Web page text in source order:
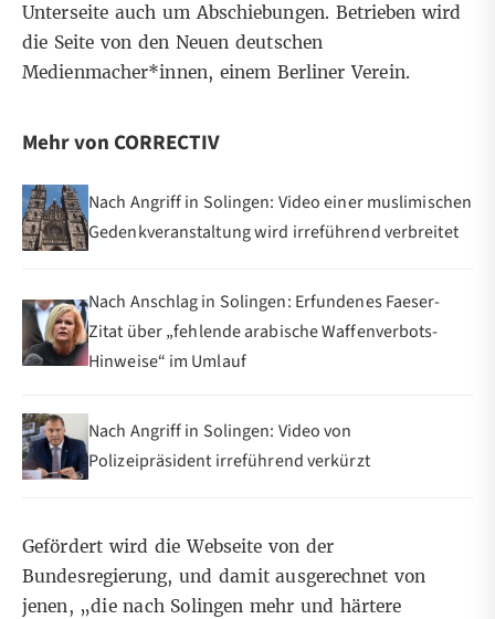
Unterseite auch um Abschiebungen. Betrieben wird
die Seite von den Neuen deutschen
Medienmacher*innen, einem Berliner Verein.
Mehr von CORRECTIV
Nach Angriff in Solingen: Video einer muslimischen
Gedenkveranstaltung wird irreführend verbreitet
Nach Anschlag in Solingen: Erfundenes Faeser-
Zitat über „fehlende arabische Waffenverbots-
Hinweise“ im Umlauf
Nach Angriff in Solingen: Video von
Polizeipräsident irreführend verkürzt
Gefördert wird die Webseite von der
Bundesregierung, und damit ausgerechnet von
jenen, „die nach Solingen mehr und härtere